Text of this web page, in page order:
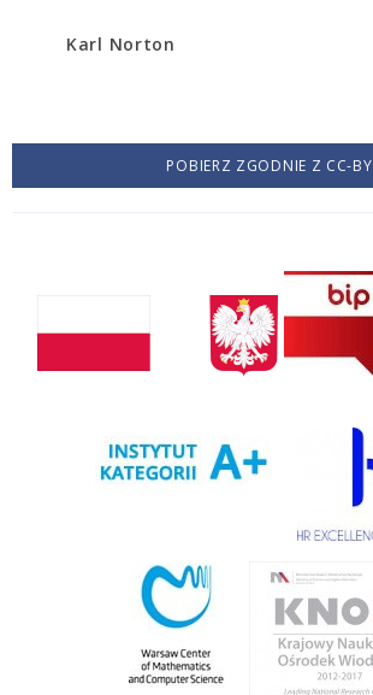
Karl Norton
POBIERZ ZGODNIE Z CC-BY